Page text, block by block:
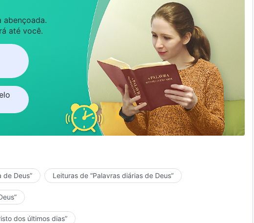
abençoada.
até você.
de Deus” Leituras de “Palavras diárias de Deus”
dos últimos dias”